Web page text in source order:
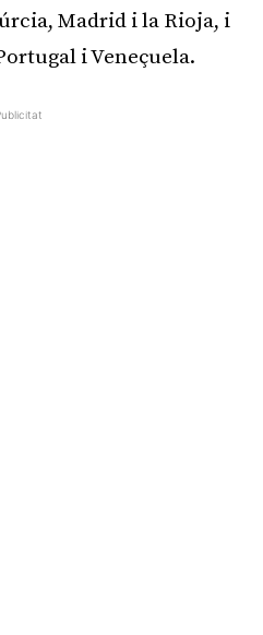
Madrid i la Rioja, i
i Veneçuela.